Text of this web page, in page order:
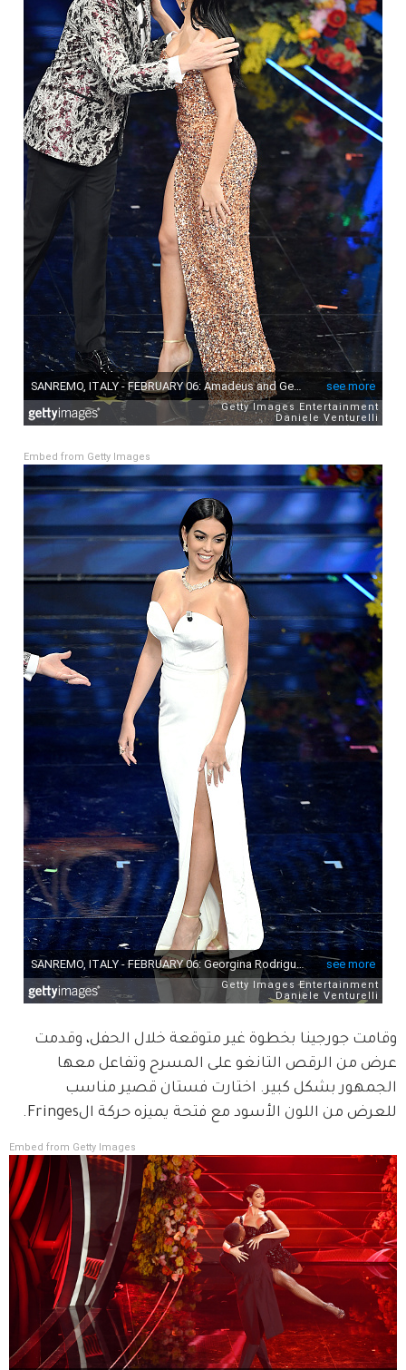
Embed from Getty Images
وقامت جورجينا بخطوة غير متوقعة خلال الحفل، وقدمت
عرض من الرقص التانغو على المسرح وتفاعل معها
الجمهور بشكل كبير. اختارت فستان قصير مناسب
للعرض من اللون الأسود مع فتحة يميزه حركة الFringes.
Embed from Getty Images